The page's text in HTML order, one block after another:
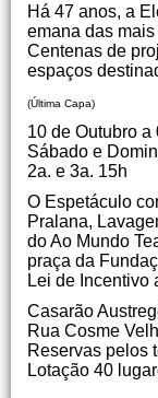
Há 47 anos, a
emana das
Centenas de
espaços
(Última Capa)
10 de Outubro
Sábado e
2a. e 3a. 15h
O Espetáculo
Pralana,
do Ao Mundo
praça da
Lei de Incentivo
Casarão
Rua Cosme
Reservas pelos
Lotação 40